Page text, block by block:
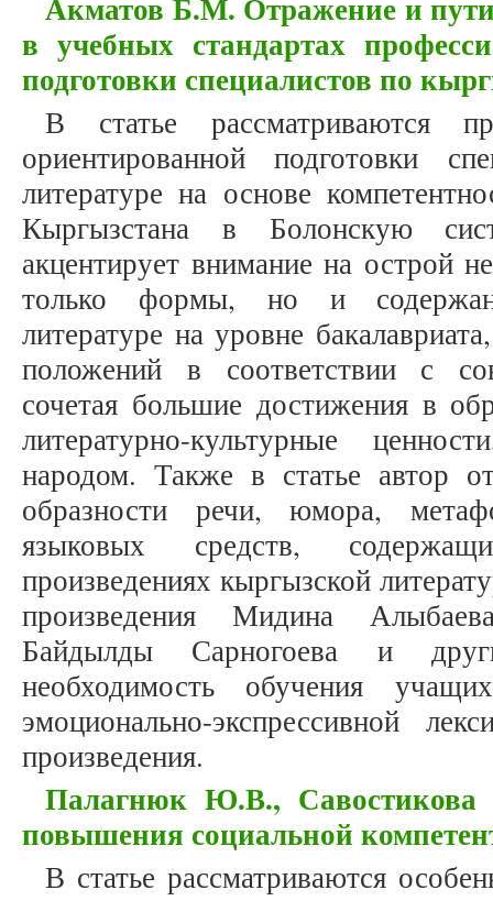
Акматов Б.М. Отражение и
в учебных стандартах
подготовки специалистов по
В статье рассматриваются
ориентированной подготовки
литературе на основе
Кыргызстана в Болонскую
акцентирует внимание на острой
только формы, но и
литературе на уровне
положений в соответствии с
сочетая большие достижения в
литературно-культурные
народом. Также в статье автор
образности речи, юмора,
языковых средств,
произведениях кыргызской
произведения Мидина
Байдылды Сарногоева и
необходимость обучения
эмоционально-экспрессивной
произведения.
Палагнюк Ю.В.,
повышения социальной
В статье рассматриваются